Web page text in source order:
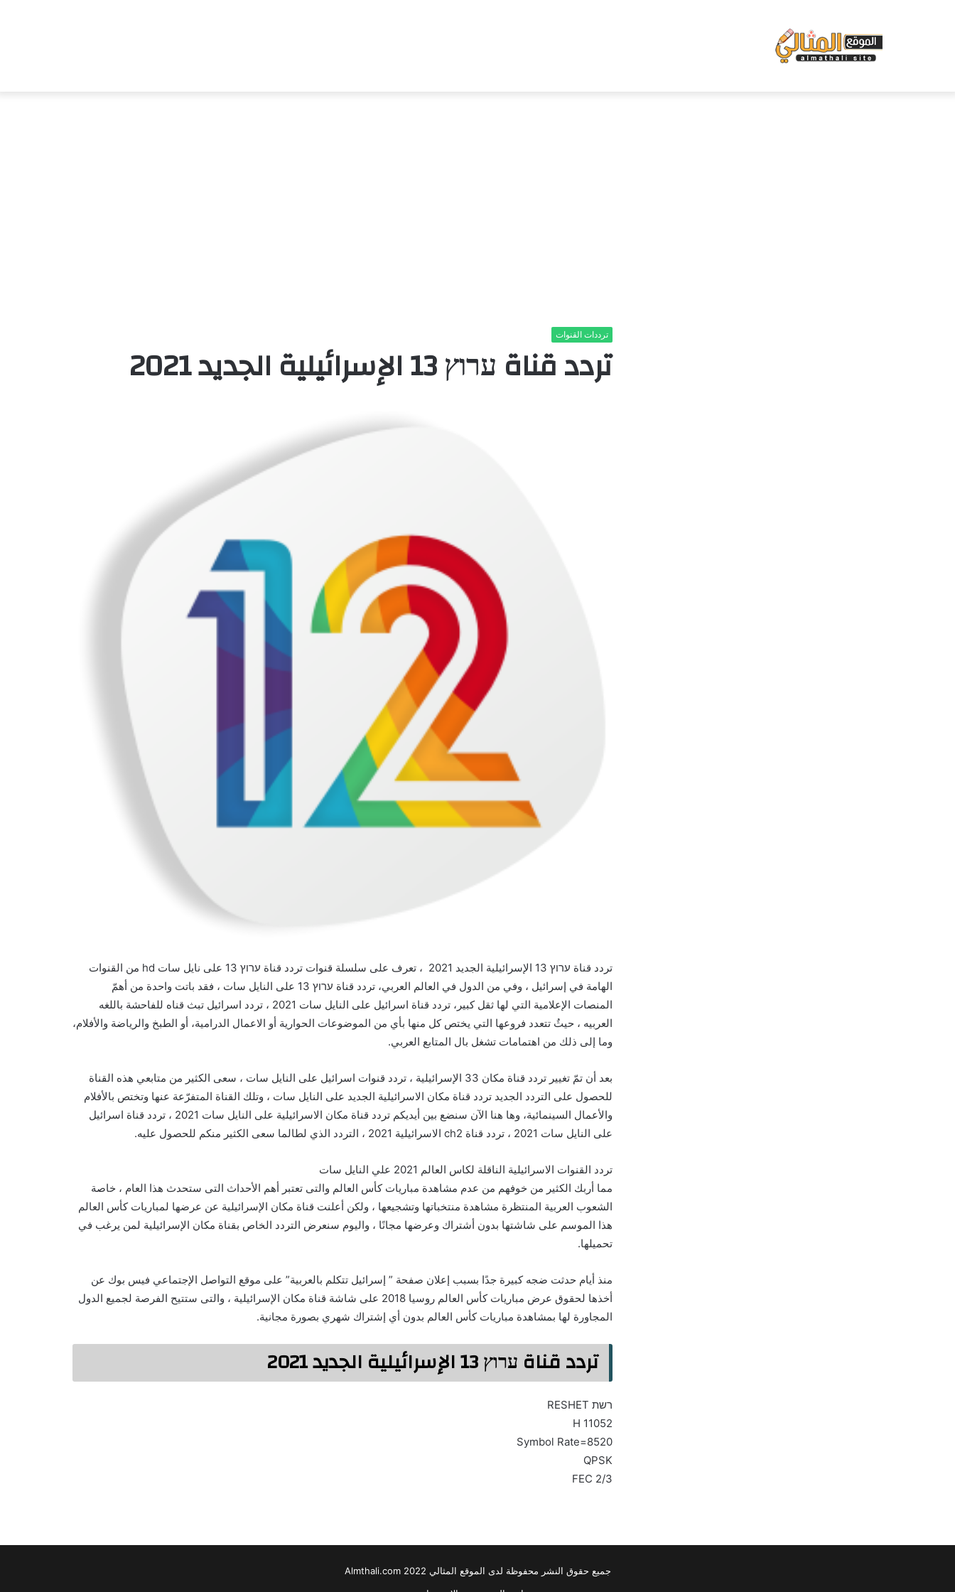
ترددات القنوات
تردد قناة ערוץ 13 الإسرائيلية الجديد 2021
تردد قناة ערוץ 13 الإسرائيلية الجديد 2021 ، تعرف على سلسلة قنوات تردد قناة ערוץ 13 على نايل سات hd من القنوات
الهامة في إسرائيل ، وفي من الدول في العالم العربي، تردد قناة ערוץ 13 على النايل سات ، فقد باتت واحدة من أهمّ
المنصات الإعلامية التي لها ثقل كبير، تردد قناة اسرائيل على النايل سات 2021 ، تردد اسرائيل تبث قناه للفاحشة باللغه
العربيه ، حيثُ تتعدد فروعها التي يختص كل منها بأي من الموضوعات الحوارية أو الاعمال الدرامية، أو الطبخ والرياضة والأفلام،
وما إلى ذلك من اهتمامات تشغل بال المتابع العربي.
بعد أن تمّ تغيير تردد قناة مكان 33 الإسرائيلية ، تردد قنوات اسرائيل على النايل سات ، سعى الكثير من متابعي هذه القناة
للحصول على التردد الجديد تردد قناة مكان الاسرائيلية الجديد على النايل سات ، وتلك القناة المتفرّعة عنها وتختص بالأفلام
والأعمال السينمائية، وها هنا الآن سنضع بين أيديكم تردد قناة مكان الاسرائيلية على النايل سات 2021 ، تردد قناة اسرائيل
على النايل سات 2021 ، تردد قناة ch2 الاسرائيلية 2021 ، التردد الذي لطالما سعى الكثير منكم للحصول عليه.
تردد القنوات الاسرائيلية الناقلة لكاس العالم 2021 علي النايل سات
مما أربك الكثير من خوفهم من عدم مشاهدة مباريات كأس العالم والتى تعتبر أهم الأحداث التى ستحدث هذا العام ، خاصة
الشعوب العربية المنتظرة مشاهدة منتخباتها وتشجيعها ، ولكن أعلنت قناة مكان الإسرائيلية عن عرضها لمباريات كأس العالم
هذا الموسم على شاشتها بدون أشتراك وعرضها مجانًا ، واليوم سنعرض التردد الخاص بقناة مكان الإسرائيلية لمن يرغب في
تحميلها.
منذ أيام حدثت ضجه كبيرة جدًا بسبب إعلان صفحة ” إسرائيل تتكلم بالعربية” على موقع التواصل الإجتماعي فيس بوك عن
أخذها لحقوق عرض مباريات كأس العالم روسيا 2018 على شاشة قناة مكان الإسرائيلية ، والتى ستتيح الفرصة لجميع الدول
المجاورة لها بمشاهدة مباريات كأس العالم بدون أي إشتراك شهري بصورة مجانية.
تردد قناة ערוץ 13 الإسرائيلية الجديد 2021
רשת RESHET
11052 H
Symbol Rate=8520
QPSK
FEC 2/3
جميع حقوق النشر محفوظة لدى الموقع المثالي 2022 Almthali.com